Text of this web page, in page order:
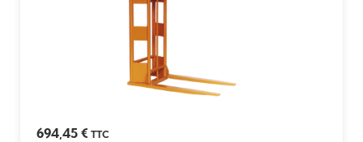
694,45 € TTC